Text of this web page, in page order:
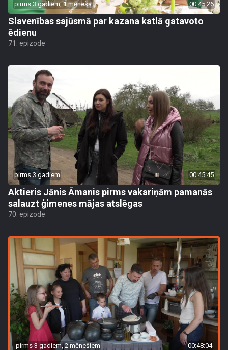
pirms 3 gadiem, 1 mēneša 00:45:26
Slavenības sajūsmā par kazana katlā gatavoto
ēdienu
71. epizode
pirms 3 gadiem 00:45:45
Aktieris Jānis Āmanis pirms vakariņām pamanās
salauzt ģimenes mājas atslēgas
70. epizode
pirms 3 gadiem, 2 mēnešiem 00:48:04